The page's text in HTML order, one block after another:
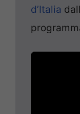
d’Italia